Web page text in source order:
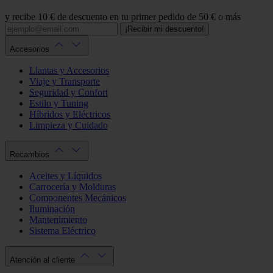
y recibe 10 € de descuento en tu primer pedido de 50 € o más
¡Recibir mi descuento!
Accesorios
Llantas y Accesorios
Viaje y Transporte
Seguridad y Confort
Estilo y Tuning
Híbridos y Eléctricos
Limpieza y Cuidado
Recambios
Aceites y Líquidos
Carrocería y Molduras
Componentes Mecánicos
Iluminación
Mantenimiento
Sistema Eléctrico
Atención al cliente